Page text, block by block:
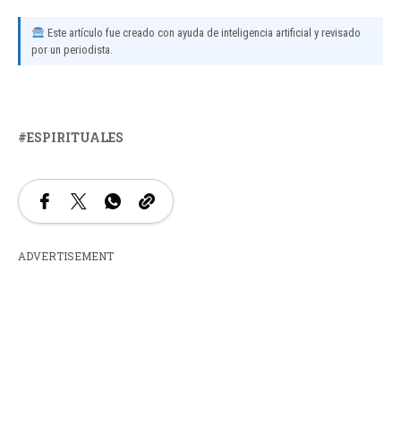
Este artículo fue creado con ayuda de inteligencia artificial y revisado
por un periodista.
ESPIRITUALES
ADVERTISEMENT